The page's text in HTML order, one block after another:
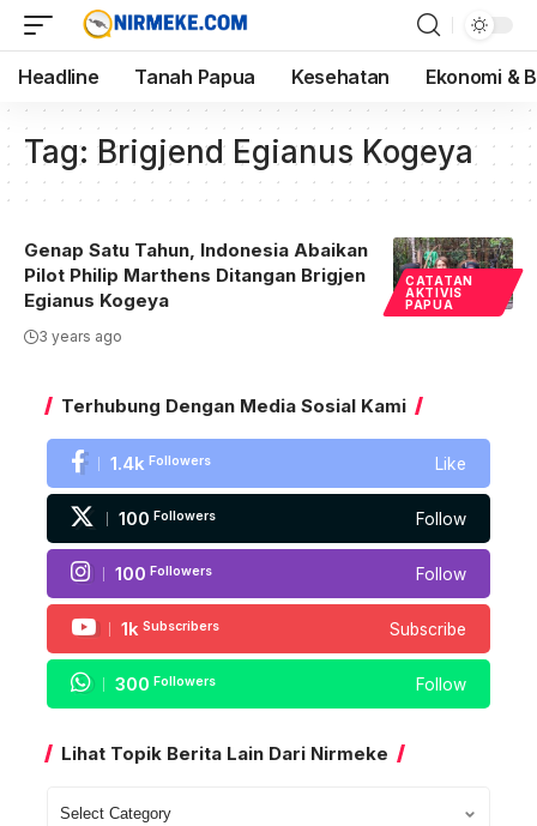
Headline Tanah Papua Kesehatan Ekonomi &
Tag: Brigjend Egianus Kogeya
CATATAN
AKTIVIS
PAPUA
Genap Satu Tahun, Indonesia Abaikan
Pilot Philip Marthens Ditangan Brigjen
Egianus Kogeya
3 years ago
Terhubung Dengan Media Sosial Kami
1.4k Followers Like
100 Followers Follow
100 Followers Follow
1k Subscribers Subscribe
300 Followers Follow
Lihat Topik Berita Lain Dari Nirmeke